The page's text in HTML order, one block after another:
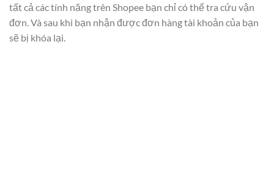
tất cả các tính năng trên Shopee bạn chỉ có thể tra cứu vận
đơn. Và sau khi bạn nhận được đơn hàng tài khoản của bạn
sẽ bị khóa lại.